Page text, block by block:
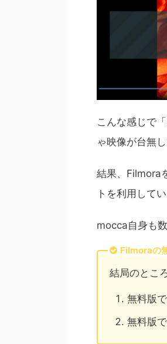
こんな感じで
ゃ映像が台無
結果、Filmora
トを利用して
mocca自身も
Filmoraの
結局のとこ
無料版
無料版